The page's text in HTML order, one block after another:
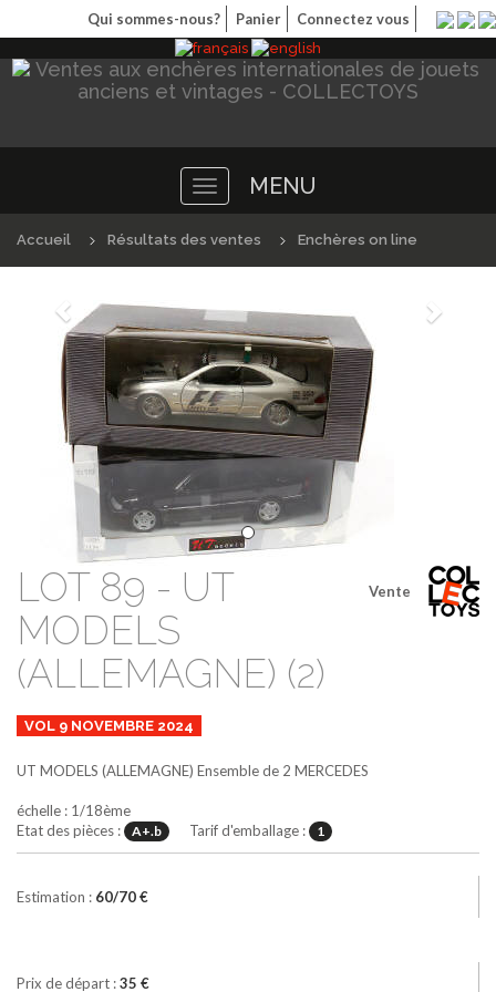
Qui sommes-nous? Panier Connectez vous
Toggle
navigation
MENU
Accueil Résultats des ventes Enchères on line
Précédént
Vente
LOT 89 - UT
MODELS
(ALLEMAGNE) (2)
VOL 9 NOVEMBRE 2024
UT MODELS (ALLEMAGNE) Ensemble de 2 MERCEDES
échelle : 1/18ème
Etat des pièces :
A+.b Tarif d'emballage : 1
Estimation : 60/70 €
Prix de départ :35 €